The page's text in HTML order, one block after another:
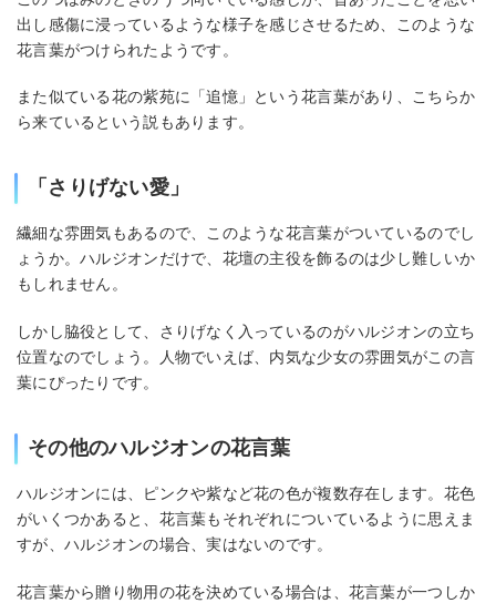
出し感傷に浸っているような様子を感じさせるため、このような
花言葉がつけられたようです。
また似ている花の紫苑に「追憶」という花言葉があり、こちらか
ら来ているという説もあります。
「さりげない愛」
繊細な雰囲気もあるので、このような花言葉がついているのでし
ょうか。ハルジオンだけで、花壇の主役を飾るのは少し難しいか
もしれません。
しかし脇役として、さりげなく入っているのがハルジオンの立ち
位置なのでしょう。人物でいえば、内気な少女の雰囲気がこの言
葉にぴったりです。
その他のハルジオンの花言葉
ハルジオンには、ピンクや紫など花の色が複数存在します。花色
がいくつかあると、花言葉もそれぞれについているように思えま
すが、ハルジオンの場合、実はないのです。
花言葉から贈り物用の花を決めている場合は、花言葉が一つしか